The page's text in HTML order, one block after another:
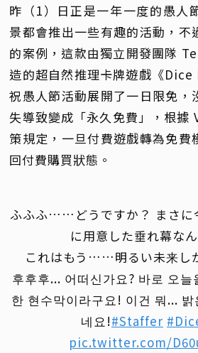
昨（1）日正是一年一度的愚人
景都會推出一些有趣的活動，不
的案例，這款由獨立開發團隊
造的超自然推理卡牌遊戲《
祝愚人節活動展開了一日限免，
失導致變成「永久免費」，根據
策規定，一旦付費遊戲轉為免費
回付費購買狀態。
ふふふ……どうですか？ まさに
に用意した垂れ幕なん
これはもう……明るい未来し
후후후... 어떠신가요? 바로 오늘
한 현수막이라구요! 이건 뭐...
네요!#Staffer
pic.twitter.com/